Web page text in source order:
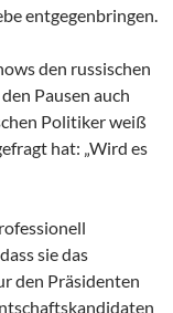
entgegenbringen.
den russischen
Pausen auch
Politiker weiß
hat: „Wird es
sie das
den Präsidenten